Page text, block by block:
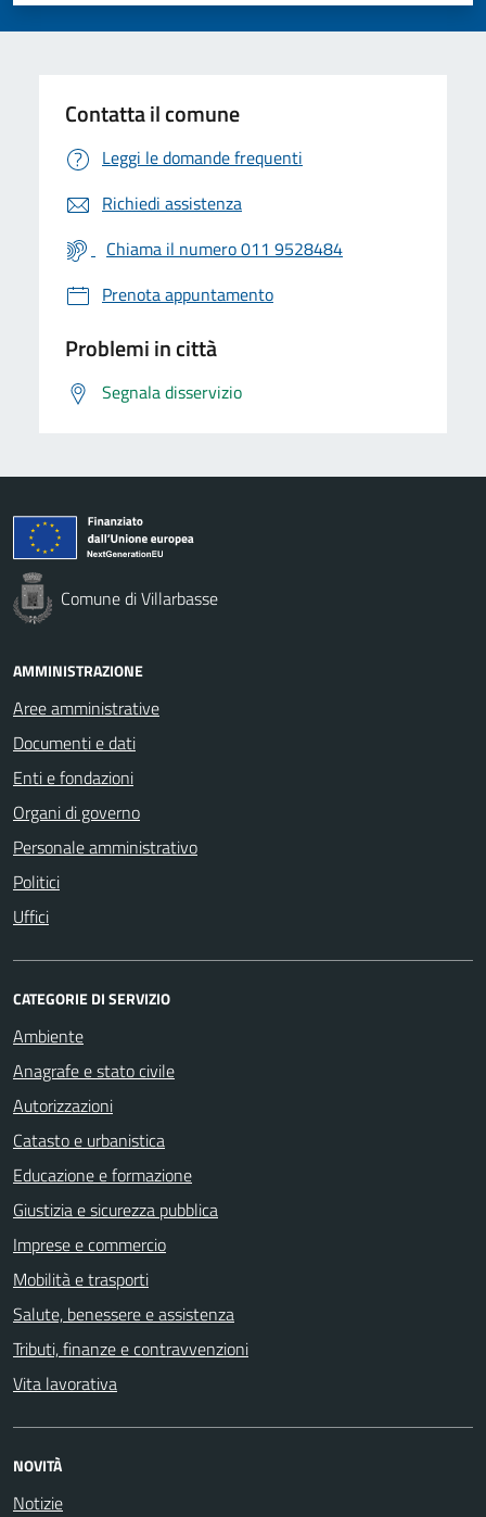
Contatta il comune
Leggi le domande frequenti
Richiedi assistenza
Chiama il numero 011 9528484
Prenota appuntamento
Problemi in città
Segnala disservizio
Comune di Villarbasse
AMMINISTRAZIONE
Aree amministrative
Documenti e dati
Enti e fondazioni
Organi di governo
Personale amministrativo
Politici
Uffici
CATEGORIE DI SERVIZIO
Ambiente
Anagrafe e stato civile
Autorizzazioni
Catasto e urbanistica
Educazione e formazione
Giustizia e sicurezza pubblica
Imprese e commercio
Mobilità e trasporti
Salute, benessere e assistenza
Tributi, finanze e contravvenzioni
Vita lavorativa
NOVITÀ
Notizie